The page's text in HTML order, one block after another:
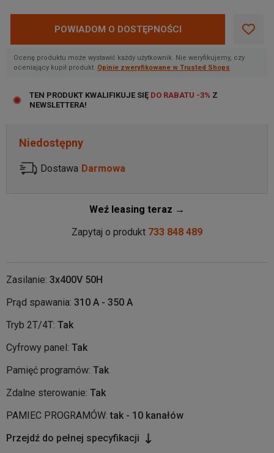
Zasilanie: 3x400V 50H
Prąd spawania: 310 A - 350 A
Tryb 2T/4T: Tak
Cyfrowy panel: Tak
Pamięć programów: Tak
Zdalne sterowanie: Tak
PAMIEC PROGRAMÓW: tak - 10 kanałów
Przejdź do pełnej specyfikacji
Ocenę produktu może wystawić każdy użytkownik. Nie weryfikujemy, czy
oceniający kupił produkt. Opinie zweryfikowane w Trusted Shops
TEN PRODUKT KWALIFIKUJE SIĘ DO RABATU -3% Z
NEWSLETTERA!
Niedostępny
Dostawa Darmowa
POWIADOM O DOSTĘPNOŚCI
Weź leasing teraz →
Zapytaj o produkt 733 848 489